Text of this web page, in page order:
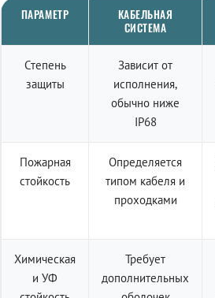
ПАРАМЕТР
КАБЕЛЬНАЯ
СИСТЕМА
Степень
защиты
Зависит от
исполнения,
обычно ниже
IP68
Пожарная
стойкость
Определяется
типом кабеля и
проходками
Химическая
и УФ
Требует
дополнительных